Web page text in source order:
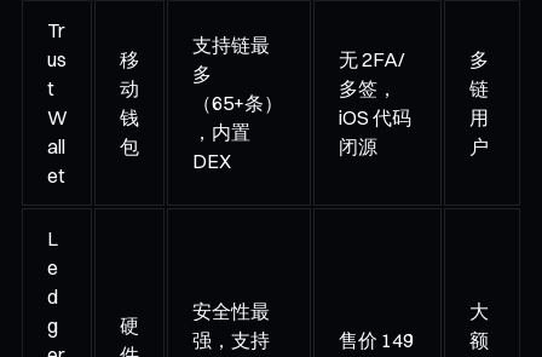
Tr
us
t
W
all
et
移
动
钱
包
支持链最
多
（65+条）
，内置
DEX
无 2FA/
多签，
iOS 代码
闭源
多
链
用
户
L
e
d
g
硬
安全性最
强，支持
售价 149
大
额